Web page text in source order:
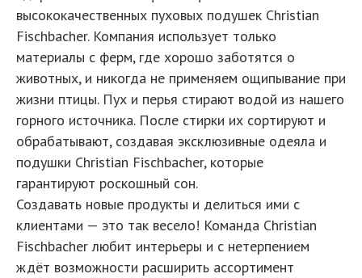
высококачественных пуховых подушек Christian
Fischbacher. Компания использует только
материалы с ферм, где хорошо заботятся о
животных, и никогда не применяем ощипывание при
жизни птицы. Пух и перья стирают водой из нашего
горного источника. После стирки их сортируют и
обрабатывают, создавая эксклюзивные одеяла и
подушки Christian Fischbacher, которые
гарантируют роскошный сон.
Создавать новые продукты и делиться ими с
клиентами — это так весело! Команда Christian
Fischbacher любит интерьеры и с нетерпением
ждёт возможности расширить ассортимент